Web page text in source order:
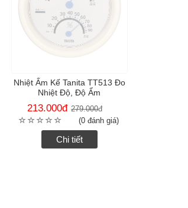
Nhiệt Ẩm Kế Tanita TT513 Đo
Nhiệt Độ, Độ Ẩm
213.000đ 279.000đ
(0 đánh giá)
Chi tiết